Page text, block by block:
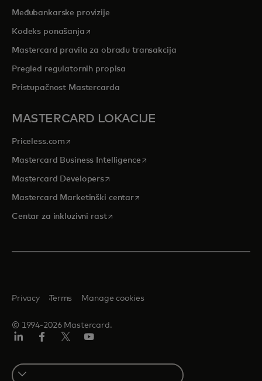
Međubankarske provizije
Kodeks ponašanjaopens in a new tab
Mastercard pravila za obradu transakcija
Pregled regulatornih propisa
Pristupačnost Mastercarda
MASTERCARD LOKACIJE
Priceless.com opens in a new tab
Mastercard Business Intelligenceopens in a new tab
Mastercard Developersopens in a new tab
Mastercard Marketinški centaropens in a new tab
Centar za inkluzivni rastopens in a new tab
© 1994-2026 Mastercard.
Privacy Terms Manage cookies
Select
a